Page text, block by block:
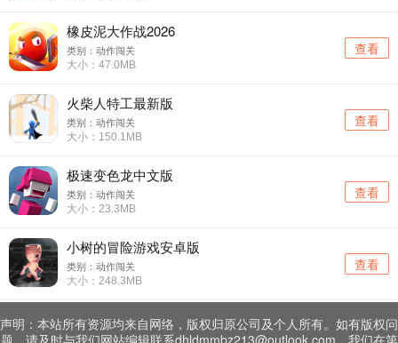
橡皮泥大作战2026
类别：动作闯关
大小：47.0MB
查看
火柴人特工最新版
类别：动作闯关
大小：150.1MB
查看
极速变色龙中文版
类别：动作闯关
大小：23.3MB
查看
小树的冒险游戏安卓版
类别：动作闯关
大小：248.3MB
查看
声明：本站所有资源均来自网络，版权归原公司及个人所有。如有版权问
题，请及时与我们网站编辑联系dhldmmbz213@outlook.com，我们在第